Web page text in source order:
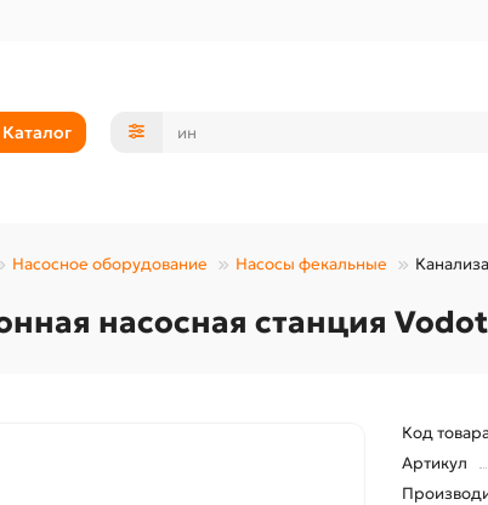
Каталог
Насосное оборудование Насосы фекальные
насосная станция
Код
Артикул